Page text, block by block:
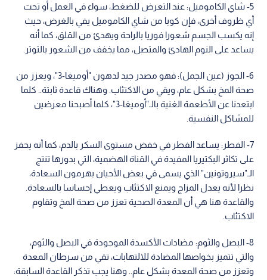
5- شاي الكاموميل: عند التعرض للضغط، سواء في العمل أو تحت
أي ظروف أخرى، فإن كوبا من شاي الكاموميل يفي بالغرض، حيث
إنه يكسب الجسم شعورا فوريا بالراحة ويهدئ من القلق، كما أنه
يساعد على النوم الهادئ والمتصل، مما يخفف من الشعور بالتوتر.
6- الجوز (عين الجمل): فهو مصدر جيد لدهون "أوميغا-3"، ويعزز من
صحة المخ بشكل عام، ويقي من الاكتئاب. وهناك قاعدة ثابتة.. كلما
ابتعدنا عن الأطعمة الغنية بالـ"أوميغا-3"، كلما أصبحنا معرضين
للمشاكل النفسية.
7- الفطر: يساعد الفطر في خفض مستوى السكر بالدم، كما أنه يحفز
على تكاثر البكتيريا المفيدة في القناة الهضمية، التي بدورها تنتج
الـ"سيروتونين" الذي يسمى في بعض الأحيان بهرمون السعادة،
نظرا لأنه يعدل المزاج ويمنع الاكتئاب ويعطي إحساسا بالسعادة.
والقاعدة هنا هي أن المعدة الصحية تعزز من صحة المخ وتقاوم
الاكتئاب.
8- البصل والثوم: مضادات الأكسدة الموجودة في البصل والثوم،
والتي تتميز بخواصها المضادة للالتهابات، تقي من سرطان المعدة
وتعزز من صحة المعدة بشكل عام.. وهنا يجب تذكر القاعدة السابقة: